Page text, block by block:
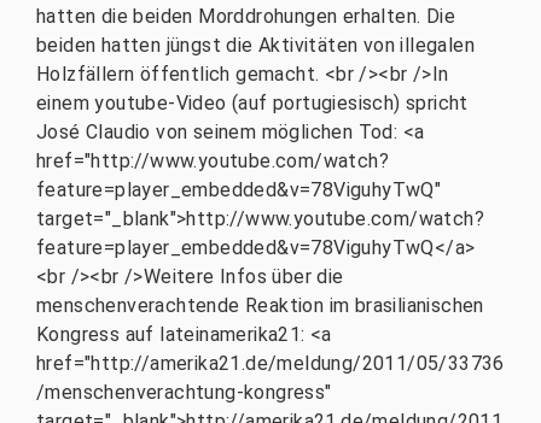
hatten die beiden Morddrohungen erhalten. Die
beiden hatten jüngst die Aktivitäten von illegalen
Holzfällern öffentlich gemacht. <br /><br />In
einem youtube-Video (auf portugiesisch) spricht
José Claudio von seinem möglichen Tod: <a
href="http://www.youtube.com/watch?
feature=player_embedded&v=78ViguhyTwQ"
target="_blank">http://www.youtube.com/watch?
feature=player_embedded&v=78ViguhyTwQ</a>
<br /><br />Weitere Infos über die
menschenverachtende Reaktion im brasilianischen
Kongress auf lateinamerika21: <a
href="http://amerika21.de/meldung/2011/05/33736
/menschenverachtung-kongress"